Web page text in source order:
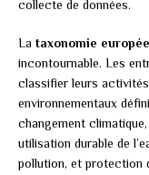
collecte de données.
La taxonomie
incontournable. Les
classifier leurs
environnementaux
changement
utilisation durable de
pollution, et protection